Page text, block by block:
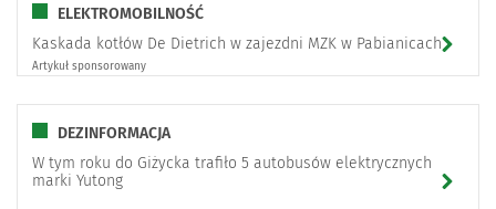
ELEKTROMOBILNOŚĆ
Kaskada kotłów De Dietrich w zajezdni MZK w Pabianicach
Artykuł sponsorowany
DEZINFORMACJA
W tym roku do Giżycka trafiło 5 autobusów elektrycznych
marki Yutong